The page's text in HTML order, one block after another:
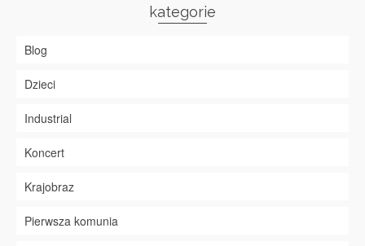
kategorie
Blog
Dzieci
Industrial
Koncert
Krajobraz
Pierwsza komunia